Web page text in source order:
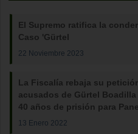
El Supremo ratifica la
Caso 'Gürtel
22 Noviembre 2023
La Fiscalía rebaja su
acusados de Gürtel
40 años de prisión para
13 Enero 2022